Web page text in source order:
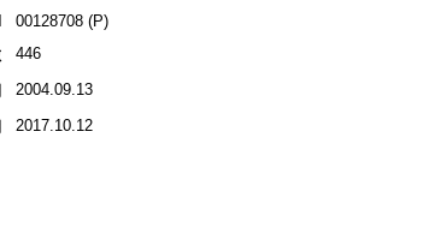
00128708 (P)
446
2004.09.13
2017.10.12